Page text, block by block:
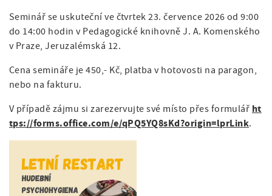
Seminář se uskuteční ve čtvrtek 23. července 2026 od 9:00
do 14:00 hodin v Pedagogické knihovně J. A. Komenského
v Praze, Jeruzalémská 12.
Cena semináře je 450,- Kč, platba v hotovosti na paragon,
nebo na fakturu.
V případě zájmu si zarezervujte své místo přes formulář ht
tps://forms.office.com/e/qPQ5YQ8sKd?origin=lprLink.